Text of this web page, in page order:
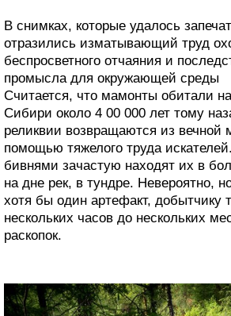
В снимках, которые удалось
отразились изматывающий труд
беспросветного отчаяния и
промысла для окружающей среды
Считается, что мамонты обитали
Сибири около 4 00 000 лет тому
реликвии возвращаются из вечной
помощью тяжелого труда
бивнями зачастую находят их в
на дне рек, в тундре. Невероятно,
хотя бы один артефакт, добытчику
нескольких часов до нескольких
раскопок.